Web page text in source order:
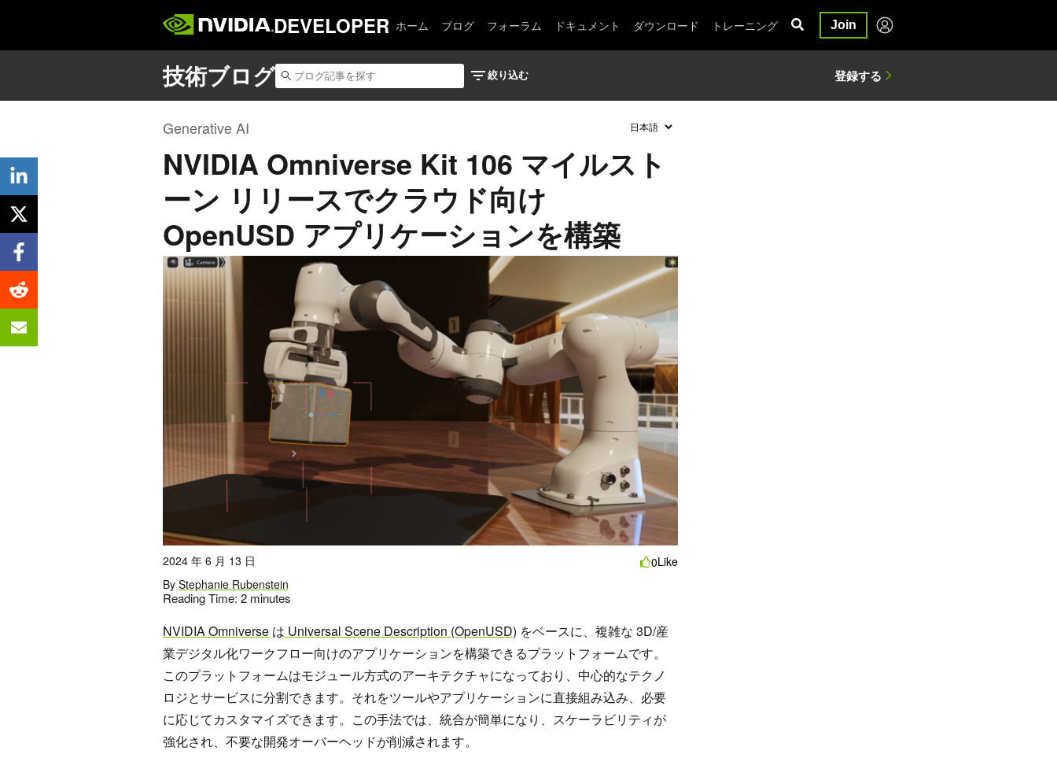
DEVELOPER ホーム ブログ フォーラム ドキュメント ダウンロード トレーニング Join
Generative AI
NVIDIA Omniverse Kit 106 マイルスト
ーン リリースでクラウド向け
OpenUSD アプリケーションを構築
2024 年 6 月 13 日
By Stephanie Rubenstein
0Like
Reading Time: 2 minutes
NVIDIA Omniverse は Universal Scene Description (OpenUSD) をベースに、複雑な 3D/産
業デジタル化ワークフロー向けのアプリケーションを構築できるプラットフォームです。
このプラットフォームはモジュール方式のアーキテクチャになっており、中心的なテクノ
ロジとサービスに分割できます。それをツールやアプリケーションに直接組み込み、必要
に応じてカスタマイズできます。この手法では、統合が簡単になり、スケーラビリティが
強化され、不要な開発オーバーヘッドが削減されます。